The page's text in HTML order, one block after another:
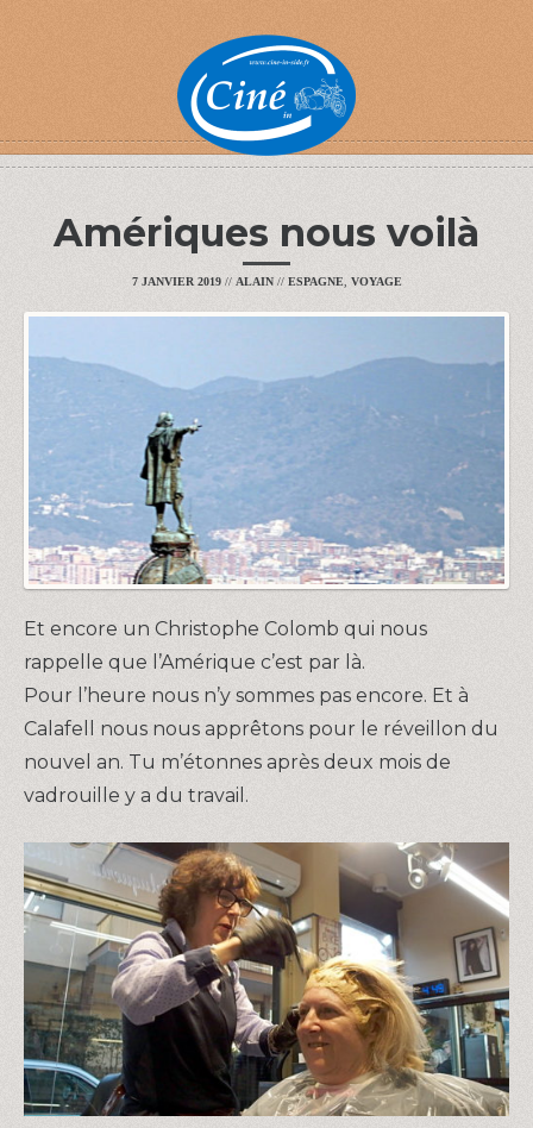
Amériques nous voilà
7 JANVIER 2019 // ALAIN// ESPAGNE VOYAGE
Et encore un Christophe Colomb qui nous
rappelle que l’Amérique c’est par là.
Pour l’heure nous n’y sommes pas encore. Et à
Calafell nous nous apprêtons pour le réveillon du
nouvel an. Tu m’étonnes après deux mois de
vadrouille y a du travail.